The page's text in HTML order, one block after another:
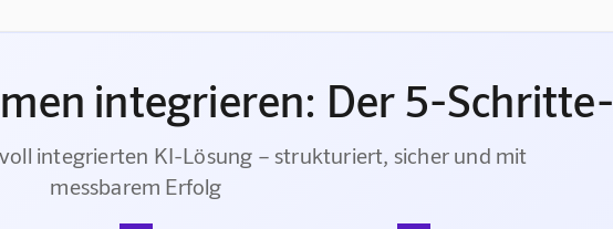
integrieren: Der 5-
integrierten KI-Lösung – strukturiert, sicher und mit
messbarem Erfolg